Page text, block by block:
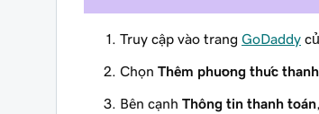
Truy cập vào trang GoDaddy
Chọn Thêm phương thức
Bên cạnh Thông tin thanh toán